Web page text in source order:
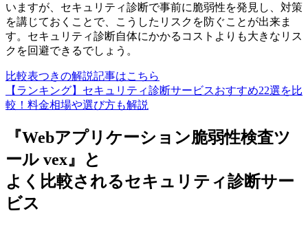
いますが、セキュリティ診断で事前に脆弱性を発見し、対策
を講じておくことで、こうしたリスクを防ぐことが出来ま
す。セキュリティ診断自体にかかるコストよりも大きなリス
クを回避できるでしょう。
比較表つきの解説記事はこちら
【ランキング】セキュリティ診断サービスおすすめ22選を比
較！料金相場や選び方も解説
『Webアプリケーション脆弱性検査ツ
ール vex』と
よく比較されるセキュリティ診断サー
ビス